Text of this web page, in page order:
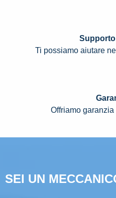
Ti possiamo aiutare
Offriamo
SEI UN